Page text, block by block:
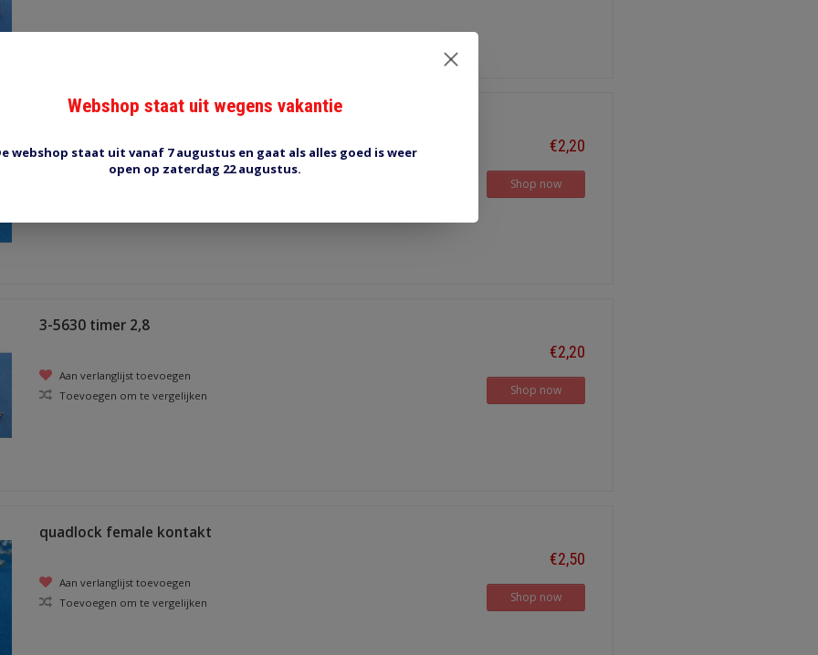
3-8022-s female mikro timerkontakt
Aan verlanglijst toevoegen
€2,20
Shop now
3-5630 timer 2,8
Aan verlanglijst toevoegen
Toevoegen om te vergelijken
€2,20
Shop now
quadlock female kontakt
Aan verlanglijst toevoegen
Toevoegen om te vergelijken
€2,50
Shop now
Webshop staat uit wegens vakantie
webshop staat uit vanaf 7 augustus en gaat als alles goed is weer
open op zaterdag 22 augustus.